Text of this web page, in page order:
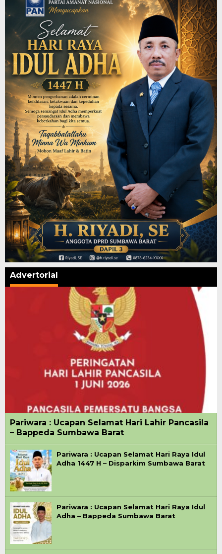
Advertorial
Pariwara : Ucapan Selamat Hari Lahir Pancasila
– Bappeda Sumbawa Barat
Pariwara : Ucapan Selamat Hari Raya Idul
Adha 1447 H – Disparkim Sumbawa Barat
Pariwara : Ucapan Selamat Hari Raya Idul
Adha – Bappeda Sumbawa Barat